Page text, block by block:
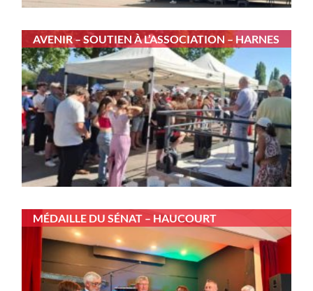
AVENIR – SOUTIEN À L’ASSOCIATION – HARNES
MÉDAILLE DU SÉNAT – HAUCOURT